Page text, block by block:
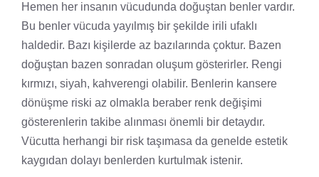
Hemen her insanın vücudunda doğuştan benler vardır.
Bu benler vücuda yayılmış bir şekilde irili ufaklı
haldedir. Bazı kişilerde az bazılarında çoktur. Bazen
doğuştan bazen sonradan oluşum gösterirler. Rengi
kırmızı, siyah, kahverengi olabilir. Benlerin kansere
dönüşme riski az olmakla beraber renk değişimi
gösterenlerin takibe alınması önemli bir detaydır.
Vücutta herhangi bir risk taşımasa da genelde estetik
kaygıdan dolayı benlerden kurtulmak istenir.